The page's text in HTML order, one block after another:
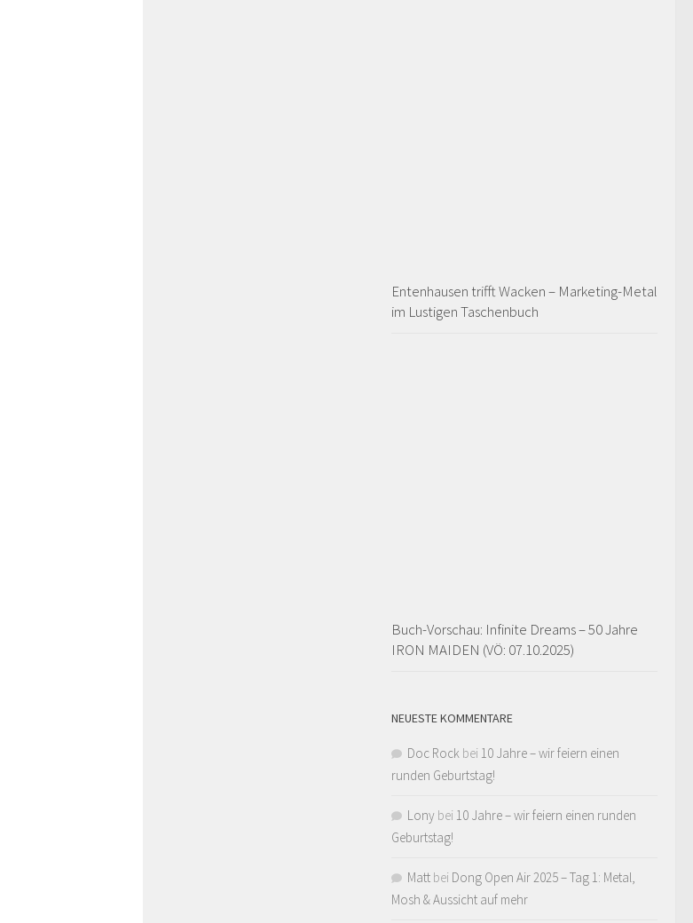
Entenhausen trifft Wacken – Marketing-Metal
im Lustigen Taschenbuch
Buch-Vorschau: Infinite Dreams – 50 Jahre
IRON MAIDEN (VÖ: 07.10.2025)
NEUESTE KOMMENTARE
Doc Rock bei 10 Jahre – wir feiern einen
runden Geburtstag!
Lony bei 10 Jahre – wir feiern einen runden
Geburtstag!
Matt bei Dong Open Air 2025 – Tag 1: Metal,
Mosh & Aussicht auf mehr